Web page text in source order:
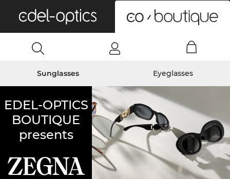
Sunglasses Eyeglasses
EDEL-OPTICS
BOUTIQUE
presents